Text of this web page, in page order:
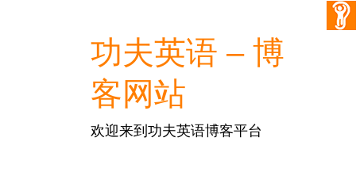
功夫英语 – 博
客网站
欢迎来到功夫英语博客平台